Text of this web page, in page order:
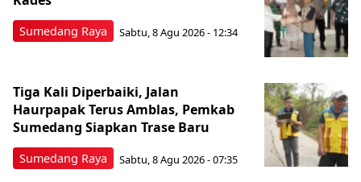
Sumedang Raya Sabtu, 8 Agu 2026 - 12:34
Sumedang Raya
Tiga Kali Diperbaiki, Jalan
Haurpapak Terus Amblas, Pemkab
Sumedang Siapkan Trase Baru
Sabtu, 8 Agu 2026 - 07:35